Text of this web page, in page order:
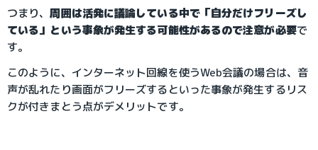
つまり、周囲は活発に議論している中で「自分だけフリーズし
ている」という事象が発生する可能性があるので注意が必要で
す。
このように、インターネット回線を使うWeb会議の場合は、音
声が乱れたり画面がフリーズするといった事象が発生するリス
クが付きまとう点がデメリットです。